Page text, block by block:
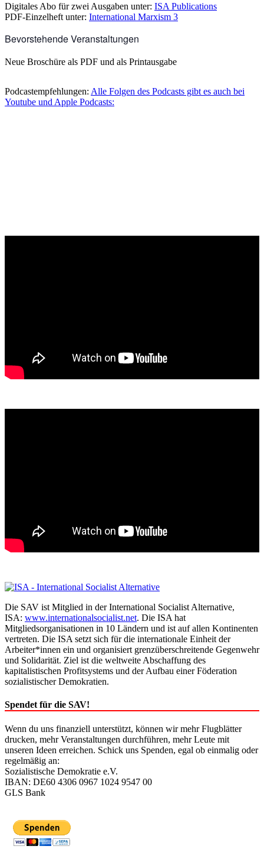
Digitales Abo für zwei Ausgaben unter: ISA Publications
PDF-Einzelheft unter: International Marxism 3
Bevorstehende Veranstaltungen
Neue Broschüre als PDF und als Printausgabe
Podcastempfehlungen: Alle Folgen des Podcasts gibt es auch bei
Youtube und Apple Podcasts:
Die SAV ist Mitglied in der International Socialist Alternative,
ISA: www.internationalsocialist.net. Die ISA hat
Mitgliedsorganisationen in 10 Ländern und ist auf allen Kontinenten
vertreten. Die ISA setzt sich für die internationale Einheit der
Arbeiter*innen ein und organisiert grenzüberschreitende Gegenwehr
und Solidarität. Ziel ist die weltweite Abschaffung des
kapitalistischen Profitsystems und der Aufbau einer Föderation
sozialistischer Demokratien.
Spendet für die SAV!
Wenn du uns finanziell unterstützt, können wir mehr Flugblätter
drucken, mehr Veranstaltungen durchführen, mehr Leute mit
unseren Ideen erreichen. Schick uns Spenden, egal ob einmalig oder
regelmäßig an:
Sozialistische Demokratie e.V.
IBAN: DE60 4306 0967 1024 9547 00
GLS Bank